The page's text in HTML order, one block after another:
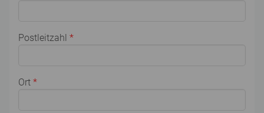
Postleitzahl *
Ort *